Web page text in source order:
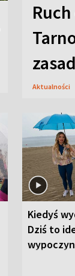
Aktualności
Kiedyś
Dziś to